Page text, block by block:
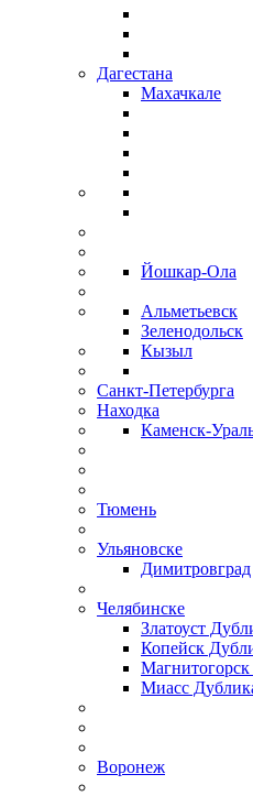
Дагестана
Махачкале
Йошкар-Ола
Альметьевск
Зеленодольск
Кызыл
Санкт-Петербурга
Находка
Каменск-
Тюмень
Ульяновске
Димитровград
Челябинске
Златоуст
Копейск
Миасс
Воронеж